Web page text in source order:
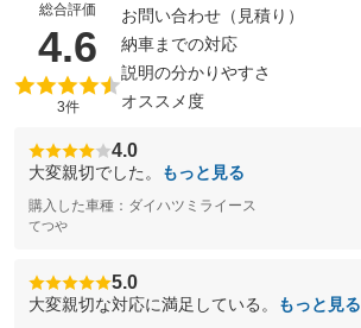
総合評価
4.6 （5点満点中）
3件
お問い合わせ（見積り）
納車までの対応
説明の分かりやすさ
オススメ度
4.0
大変親切でした。 もっと見る
購入した車種：ダイハツミライース
てつや
5.0
大変親切な対応に満足している。 もっと見る